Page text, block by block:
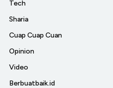
Tech
Sharia
Cuap Cuap Cuan
Opinion
Video
Berbuatbaik.id